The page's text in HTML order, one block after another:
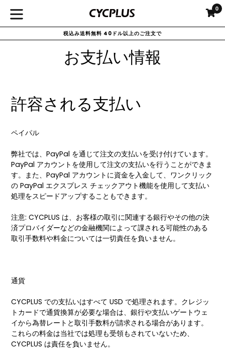
テ
ン
拡
大/
0
税込み送料無料 40ドル以上のご注文で
お支払い情報
許容される支払い
ペイパル
弊社では、PayPal を通じて注文の支払いを受け付けています。
PayPal アカウントを使用して注文の支払いを行うことができま
す。また、PayPal アカウントに資金を入金して、ワンクリック
の PayPal エクスプレス チェックアウト機能を使用して支払い
処理をスピードアップすることもできます。
注意: CYCPLUS は、お客様の取引に関連する銀行やその他の決
済プロバイダーなどの金融機関によって課される可能性のある
取引手数料や料金については一切責任を負いません。
通貨
CYCPLUS での支払いはすべて USD で処理されます。クレジッ
トカードで通貨換算が必要な場合は、銀行や支払いゲートウェ
イから為替レートと取引手数料が請求される場合があります。
これらの料金は当社では処理も受領もされていないため、
CYCPLUS は責任を負いません。